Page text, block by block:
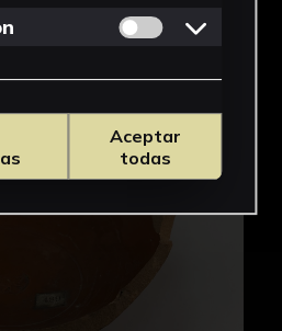
Permitir cookies
Aceptar
todas